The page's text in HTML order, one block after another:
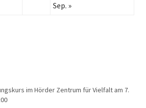
Sep. »
im Hörder Zentrum für Vielfalt am 7.